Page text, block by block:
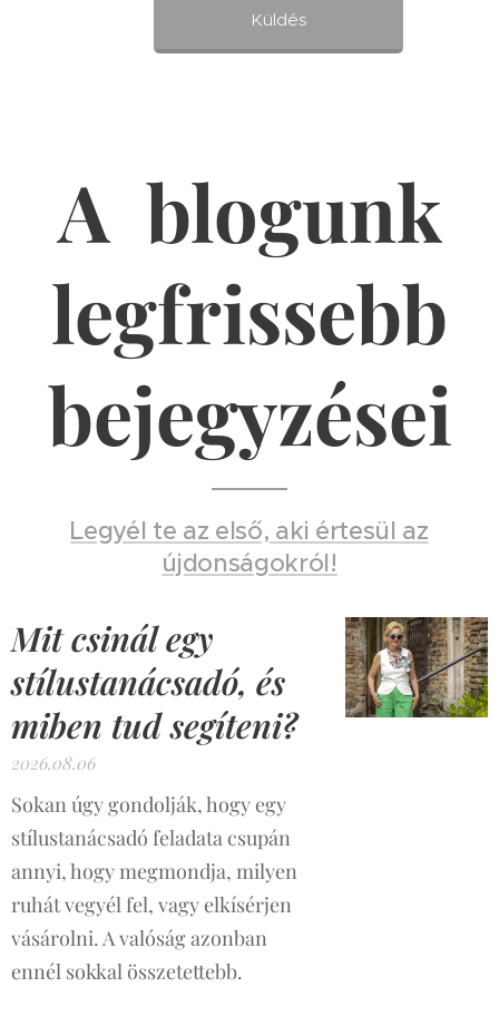
Küldés
A blogunk
legfrissebb
bejegyzései
Legyél te az első, aki értesül az
újdonságokról!
Mit csinál egy
stílustanácsadó, és
miben tud segíteni?
2026.08.06
Sokan úgy gondolják, hogy egy
stílustanácsadó feladata csupán
annyi, hogy megmondja, milyen
ruhát vegyél fel, vagy elkísérjen
vásárolni. A valóság azonban
ennél sokkal összetettebb.